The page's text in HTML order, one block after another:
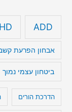
ADD
אבחון הפרעת קשב
ביטחון עצמי נמוך
הדרכת הורים